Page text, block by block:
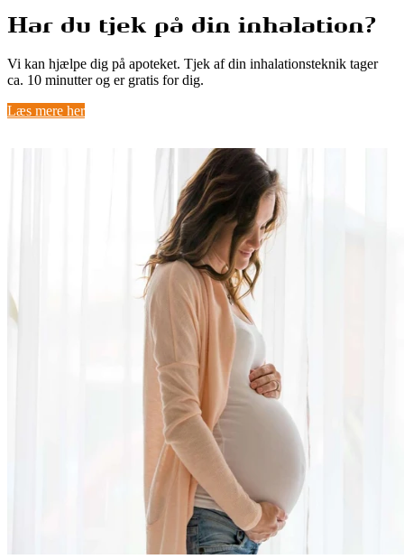
Har du tjek på din inhalation?
Vi kan hjælpe dig på apoteket. Tjek af din inhalationsteknik tager
ca. 10 minutter og er gratis for dig.
Læs mere her